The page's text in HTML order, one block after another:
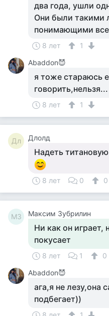
два года, ушли
Они были такими
понимающими
8 лет
1
Abaddon😈
я тоже стараюсь
говорить,нельзя...
8 лет 1
Дл Длолд
Надеть
8 лет 0 0
МЗ Максим Зубрилин
Ни как он играет,
покусает
8 лет 1
0
Abaddon😈
ага,я не лезу,она
подбегает))